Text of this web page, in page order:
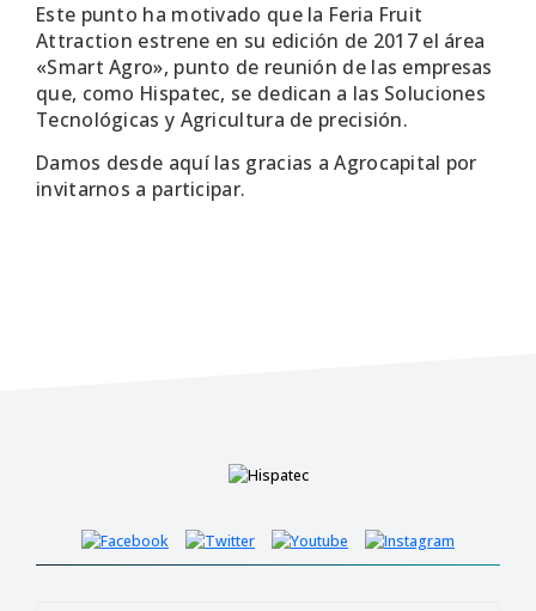
Este punto ha motivado que la Feria Fruit
Attraction estrene en su edición de 2017 el área
«Smart Agro», punto de reunión de las empresas
que, como Hispatec, se dedican a las Soluciones
Tecnológicas y Agricultura de precisión.
Damos desde aquí las gracias a Agrocapital por
invitarnos a participar.